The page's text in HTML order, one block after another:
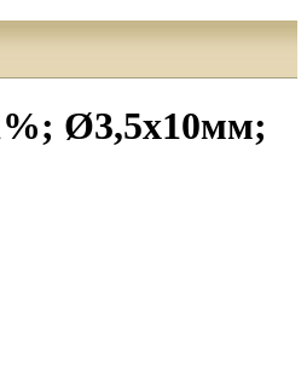
Ø3,5x10мм;